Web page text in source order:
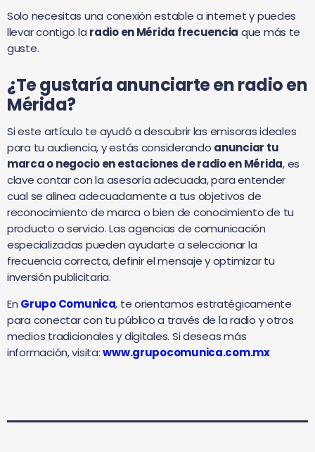
Solo necesitas una conexión estable a internet y puedes
llevar contigo la radio en Mérida frecuencia que más te
guste.
¿Te gustaría anunciarte en radio en
Mérida?
Si este artículo te ayudó a descubrir las emisoras ideales
para tu audiencia, y estás considerando anunciar tu
marca o negocio en estaciones de radio en Mérida, es
clave contar con la asesoría adecuada, para entender
cual se alinea adecuadamente a tus objetivos de
reconocimiento de marca o bien de conocimiento de tu
producto o servicio. Las agencias de comunicación
especializadas pueden ayudarte a seleccionar la
frecuencia correcta, definir el mensaje y optimizar tu
inversión publicitaria.
En Grupo Comunica, te orientamos estratégicamente
para conectar con tu público a través de la radio y otros
medios tradicionales y digitales. Si deseas más
información, visita:www.grupocomunica.com.mx